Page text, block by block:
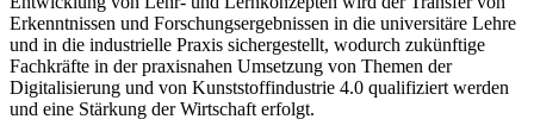
Erkenntnissen und Forschungsergebnissen in die universitäre Lehre
und in die industrielle Praxis sichergestellt, wodurch zukünftige
Fachkräfte in der praxisnahen Umsetzung von Themen der
Digitalisierung und von Kunststoffindustrie 4.0 qualifiziert werden
und eine Stärkung der Wirtschaft erfolgt.